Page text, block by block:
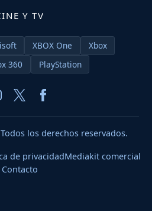
Y TV
XBOX One
Xbox
360 PlayStation
los derechos reservados.
de privacidadMediakit comercial
Contacto